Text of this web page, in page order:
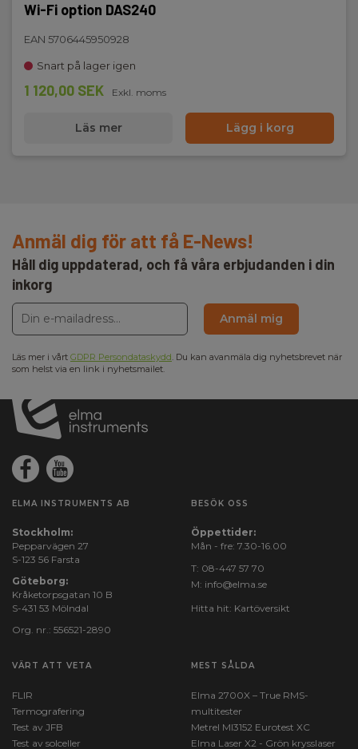
Wi-Fi option DAS240
EAN 5706445950928
Snart på lager igen
1 120,00 SEK Exkl. moms
Läs mer Lägg i korg
Anmäl dig för att få E-News!
Håll dig uppdaterad, och få våra erbjudanden i din
inkorg
Anmäl mig
Läs mer i vårt GDPR Persondataskydd. Du kan avanmäla dig nyhetsbrevet när
som helst via en link i nyhetsmailet.
ELMA INSTRUMENTS AB
Stockholm:
Pepparvägen 27
S-123 56 Farsta
Göteborg:
Kråketorpsgatan 10 B
S-431 53 Mölndal
Org. nr.: 556521-2890
BESÖK OSS
Öppettider:
Mån - fre: 7.30-16.00
T: 08-447 57 70
M: info@elma.se
Hitta hit: Kartöversikt
VÄRT ATT VETA
FLIR
Termografering
Test av JFB
Test av solceller
MEST SÅLDA
Elma 2700X – True RMS-
multitester
Metrel MI3152 Eurotest XC
Elma Laser X2 - Grön krysslaser